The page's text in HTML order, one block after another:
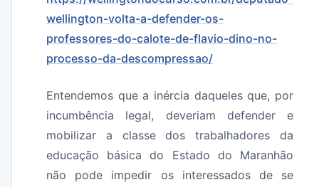
wellington-volta-a-defender-os-
professores-do-calote-de-flavio-dino-no-
processo-da-descompressao/
Entendemos que a inércia daqueles que, por
incumbência legal, deveriam defender e
mobilizar a classe dos trabalhadores da
educação básica do Estado do Maranhão
não pode impedir os interessados de se